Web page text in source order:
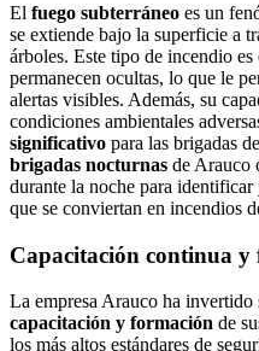
El fuego subterráneo es un
se extiende bajo la superficie a
árboles. Este tipo de incendio
permanecen ocultas, lo que le
alertas visibles. Además, su
condiciones ambientales
significativo para las brigadas
brigadas nocturnas de Arauco
durante la noche para
que se conviertan en incendios
Capacitación continua y
La empresa Arauco ha
capacitación y formación de
los más altos estándares de